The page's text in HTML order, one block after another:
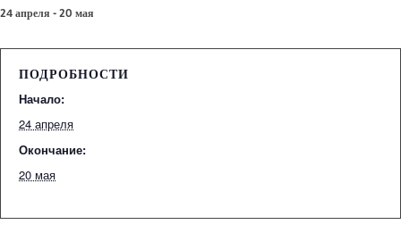
24 апреля - 20 мая
ПОДРОБНОСТИ
Начало:
24 апреля
Окончание:
20 мая